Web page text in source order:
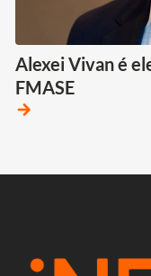
Alexei Vivan é
FMASE
arrow_forward